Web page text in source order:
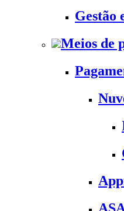
Gestão
Meios de